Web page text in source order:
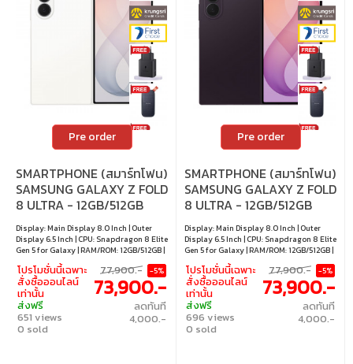
Pre order
SMARTPHONE (สมาร์ทโฟน)
SAMSUNG GALAXY Z FOLD
8 ULTRA - 12GB/512GB
CREAM
Display: Main Display 8.0 Inch | Outer
Display 6.5 Inch | CPU: Snapdragon 8 Elite
Gen 5 for Galaxy | RAM/ROM: 12GB/512GB |
OS: Android 17
โปรโมชั่นนี้เฉพาะ
สั่งซื้อออนไลน์
เท่านั้น
ส่งฟรี
651 views
0 sold
77,900.- -5%
73,900.-
ลดทันที
4,000.-
Pre order
SMARTPHONE (สมาร์ทโฟน)
SAMSUNG GALAXY Z FOLD
8 ULTRA - 12GB/512GB
VIOLET SHADOW
Display: Main Display 8.0 Inch | Outer
Display 6.5 Inch | CPU: Snapdragon 8 Elite
Gen 5 for Galaxy | RAM/ROM: 12GB/512GB |
OS: Android 17
โปรโมชั่นนี้เฉพาะ
สั่งซื้อออนไลน์
เท่านั้น
ส่งฟรี
696 views
0 sold
77,900.- -5%
73,900.-
ลดทันที
4,000.-